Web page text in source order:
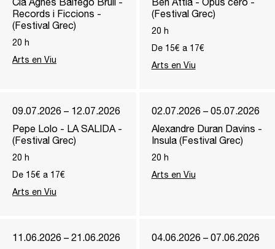
Records i Ficcions -
(Festival Grec)
20 h
Arts en Viu
(Festival Grec)
20 h
De 15€ a 17€
Arts en Viu
09.07.2026 – 12.07.2026
Pepe Lolo - LA SALIDA -
(Festival Grec)
20 h
De 15€ a 17€
Arts en Viu
02.07.2026 – 05.07.2026
Alexandre Duran Davins -
Insula (Festival Grec)
20 h
Arts en Viu
11.06.2026 – 21.06.2026
04.06.2026 – 07.06.2026